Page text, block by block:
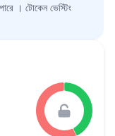
। টোকেন ভেস্টিং